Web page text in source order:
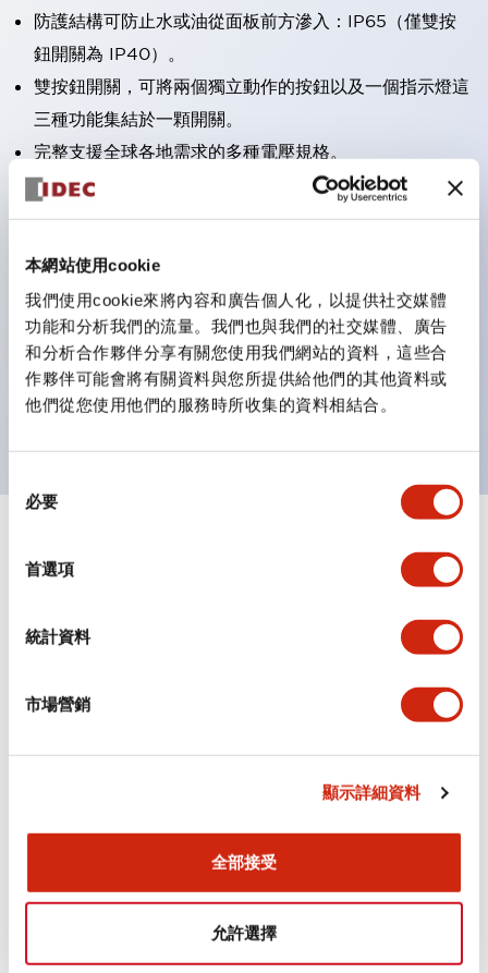
本網站使用cookie
我們使用cookie來將內容和廣告個人化，以提供社交媒體
功能和分析我們的流量。我們也與我們的社交媒體、廣告
和分析合作夥伴分享有關您使用我們網站的資料，這些合
作夥伴可能會將有關資料與您所提供給他們的其他資料或
他們從您使用他們的服務時所收集的資料相結合。
必要
首選項
統計資料
市場營銷
顯示詳細資料
全部接受
允許選擇
防護結構可防止水或油從面板前方滲入：IP65（僅雙按
鈕開關為 IP40）。
雙按鈕開關，可將兩個獨立動作的按鈕以及一個指示燈這
三種功能集結於一顆開關。
完整支援全球各地需求的多種電壓規格。
一顆 LED 燈泡即可呈現六種顏色（LSRD 燈泡）。以往
需分色管理的 LED 燈泡，如今可用單一顆燈泡呈現多種
可清楚辨識正方平頭形指示燈的亮燈/熄燈狀態，以及點
燈時的顏色識別。
符合 ISO 3864-4 安全色規範：在危險或緊急狀況下，
顏色表現更明確鮮明，便於更多人識別。
顯示全部+
環境規範
安裝和安裝規範
文件和檔案